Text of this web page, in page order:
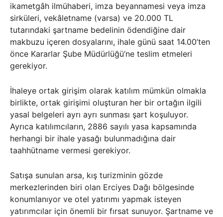
ikametgâh ilmühaberi, imza beyannamesi veya imza
sirküleri, vekâletname (varsa) ve 20.000 TL
tutarındaki şartname bedelinin ödendiğine dair
makbuzu içeren dosyalarını, ihale günü saat 14.00’ten
önce Kararlar Şube Müdürlüğü’ne teslim etmeleri
gerekiyor.
İhaleye ortak girişim olarak katılım mümkün olmakla
birlikte, ortak girişimi oluşturan her bir ortağın ilgili
yasal belgeleri ayrı ayrı sunması şart koşuluyor.
Ayrıca katılımcıların, 2886 sayılı yasa kapsamında
herhangi bir ihale yasağı bulunmadığına dair
taahhütname vermesi gerekiyor.
Satışa sunulan arsa, kış turizminin gözde
merkezlerinden biri olan Erciyes Dağı bölgesinde
konumlanıyor ve otel yatırımı yapmak isteyen
yatırımcılar için önemli bir fırsat sunuyor. Şartname ve